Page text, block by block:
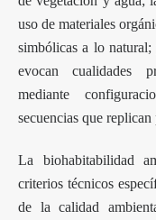
uso de materiales
simbólicas a lo natural;
evocan cualidades
mediante
secuencias que
La biohabitabilidad
criterios técnicos
de la calidad